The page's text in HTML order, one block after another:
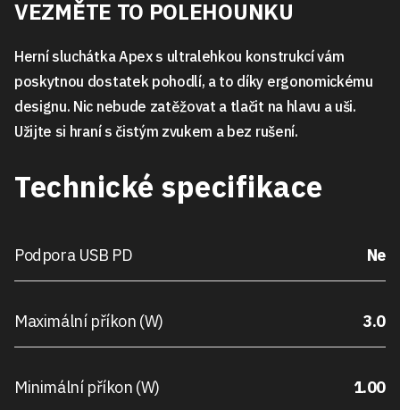
VEZMĚTE TO POLEHOUNKU
Herní sluchátka Apex s ultralehkou konstrukcí vám
poskytnou dostatek pohodlí, a to díky ergonomickému
designu. Nic nebude zatěžovat a tlačit na hlavu a uši.
Užijte si hraní s čistým zvukem a bez rušení.
Technické specifikace
Podpora USB PD Ne
Maximální příkon (W) 3.0
Minimální příkon (W) 1.00